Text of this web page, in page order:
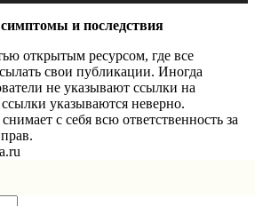
и последствия
открытым ресурсом, где все
свои публикации. Иногда
не указывают ссылки на
указываются неверно.
с себя всю ответственность за